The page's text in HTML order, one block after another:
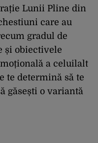
Lunii Pline din
care au
gradul de
și obiectivele
a celuilalt
te determină să te
găsești o variantă